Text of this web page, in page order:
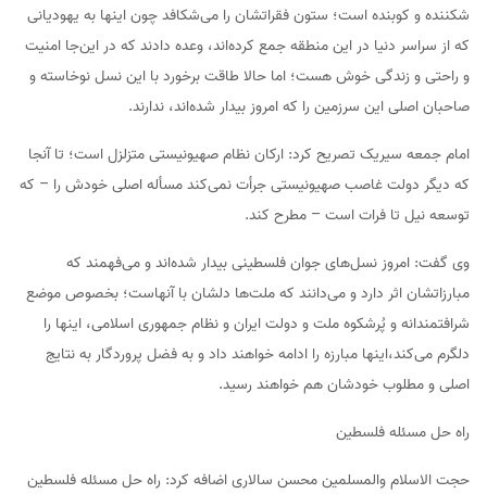
شکننده و کوبنده است؛ ستون فقراتشان را می‌شکافد چون اینها به یهودیانی
که از سراسر دنیا در این منطقه جمع کرده‌اند، وعده دادند که در این‌جا امنیت
و راحتی و زندگی خوش هست؛ اما حالا طاقت برخورد با این نسل نوخاسته و
صاحبان اصلی این سرزمین را که امروز بیدار شده‌اند، ندارند.
امام جمعه سیریک تصریح کرد: ارکان نظام صهیونیستی متزلزل است؛ تا آنجا
که دیگر دولت غاصب صهیونیستی جرأت نمی‌کند مسأله اصلی خودش را – که
توسعه نیل تا فرات است – مطرح کند.
وی گفت: امروز نسل‌های جوان فلسطینی بیدار شده‌اند و می‌فهمند که
مبارزاتشان اثر دارد و می‌دانند که ملت‌ها دلشان با آنهاست؛ بخصوص موضع
شرافتمندانه و پُرشکوه ملت و دولت ایران و نظام جمهوری اسلامی، اینها را
دلگرم می‌کند،اینها مبارزه را ادامه خواهند داد و به فضل پروردگار به نتایج
اصلی و مطلوب خودشان هم خواهند رسید.
راه حل مسئله فلسطین
حجت الاسلام والمسلمین محسن سالاری اضافه کرد: راه حل مسئله فلسطین